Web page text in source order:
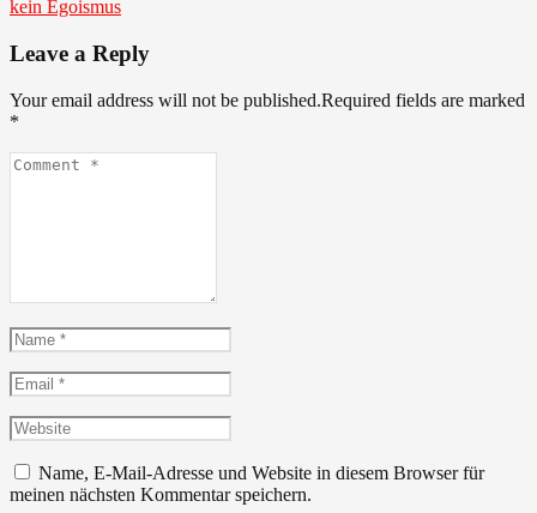
post:
kein Egoismus
Leave a Reply
Your email address will not be published.Required fields are marked
*
Comment
Name
*
Email
*
Website
Name, E-Mail-Adresse und Website in diesem Browser für
meinen nächsten Kommentar speichern.